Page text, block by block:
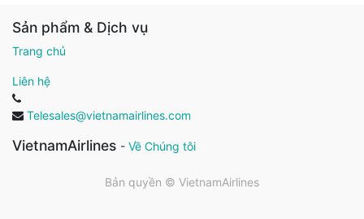
Sản phẩm & Dịch vụ
Trang chủ
Liên hệ
Telesales@vietnamairlines.com
VietnamAirlines - Về Chúng tôi
Bản quyền © VietnamAirlines